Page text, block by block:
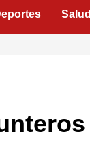
Salud